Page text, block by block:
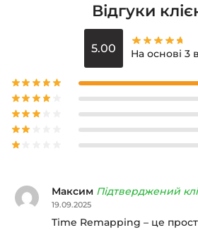
Відгуки
5.00 На основі 3
Максим Підтверджений
19.09.2025
Time Remapping – це